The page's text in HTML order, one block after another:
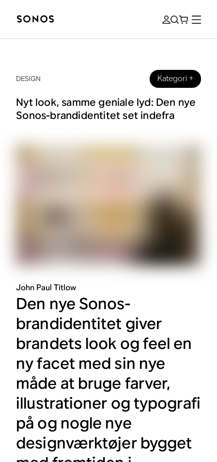
DESIGN Kategori+
Nyt look, samme geniale lyd: Den nye
Sonos-brandidentitet set indefra
John Paul Titlow
Den nye Sonos-
brandidentitet giver
brandets look og feel en
ny facet med sin nye
måde at bruge farver,
illustrationer og typografi
på og nogle nye
designværktøjer bygget